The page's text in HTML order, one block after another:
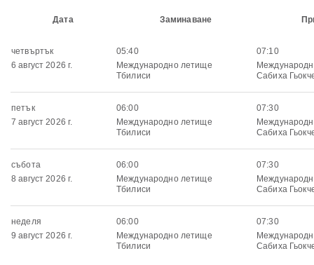
Дата Заминаване
четвъртък
6 август 2026 г.
05:40
Международно летище
Тбилиси
07:10
Сабиха
петък
7 август 2026 г.
06:00
Международно летище
Тбилиси
07:30
Сабиха
събота
8 август 2026 г.
06:00
Международно летище
Тбилиси
07:30
Сабиха
неделя
9 август 2026 г.
06:00
Международно летище
Тбилиси
07:30
Сабиха